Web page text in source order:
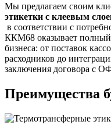
Мы предлагаем своим
этикетки с клеевым
в соответствии с
ККМ68 оказывает
бизнеса: от поставок
расходников до
заключения договора с
Преимущества